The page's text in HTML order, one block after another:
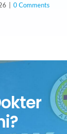
0 Comments